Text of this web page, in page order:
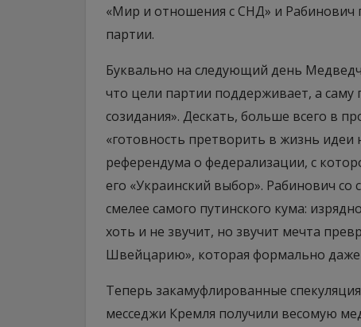
«Мир и отношения с СНД» и Рабинович
партии.
Буквально на следующий день
что цели партии поддерживает, а
созидания». Дескать, больше всего в
«готовность претворить в жизнь идеи
референдума о федерализации, с
его «Украинский выбор». Рабинович
смелее самого путинского кума:
хоть и не звучит, но звучит мечта
Швейцарию», которая формально
Теперь закамуфлированные
месседжи Кремля получили весомую